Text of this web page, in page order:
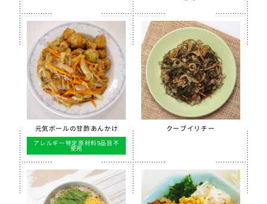
元気ボールの甘酢あんかけ
アレルギー特定原材料9品目不
使用
クーブイリチー